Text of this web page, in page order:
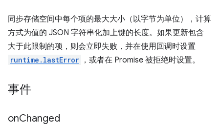
同步存储空间中每个项的最大大小（以字节为单位），计算
方式为值的 JSON 字符串化加上键的长度。如果更新包含
大于此限制的项，则会立即失败，并在使用回调时设置
runtime.lastError ，或者在 Promise 被拒绝时设置。
事件
onChanged